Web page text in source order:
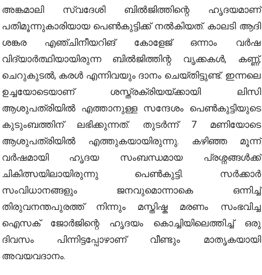
അങ്കമാലി സ്വദേശി ബിൽജിത്തിന്റെ ഹൃദയമാണ്
പതിമൂന്നുകാരിയായ പെൺകുട്ടിക്ക് നൽകിയത്. കാലടി ആദി
ശങ്കര എഞ്ചിനീയറിങ് കോളേജ് ഒന്നാം വർഷ
വിദ്യാർത്ഥിയായിരുന്ന ബിൽജിത്തിന്റ വൃക്കകൾ, കണ്ണ്,
ചെറുകുടൽ, കരൾ എന്നിവയും ദാനം ചെയ്തിട്ടുണ്ട്. ഇന്നലെ
ഉച്ചയോടെയാണ് ശസ്ത്രക്രിയയ്ക്കായി ലിസി
ആശുപത്രിയിൽ എത്താനുള്ള സന്ദേശം പെൺകുട്ടിയുടെ
കുടുംബത്തിന് ലഭിക്കുന്നത്. തുടർന്ന് 7 മണിയോടെ
ആശുപത്രിയിൽ എത്തുകയായിരുന്നു. കഴിഞ്ഞ മൂന്ന്
വർഷമായി ഹൃദയ സംബന്ധമായ പ്രശ്നങ്ങൾക്ക്
ചികിത്സയിലായിരുന്നു പെൺകുട്ടി. സർക്കാർ
സംവിധാനങ്ങളും ജനവുമൊന്നാകെ ഒന്നിച്ച്
തിരുവനന്തപുരത്ത് നിന്നും മസ്തിഷ്ക മരണം സംഭവിച്ച
ഐസക് ജോർജിന്റെ ഹൃദയം കൊച്ചിയിലെത്തിച്ച് ഒരു
ദിവസം പിന്നിട്ടപ്പോഴാണ് വീണ്ടും മാതൃകയായി
അവയവദാനം.